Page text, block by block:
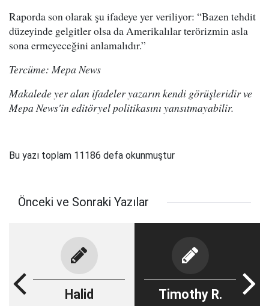
Raporda son olarak şu ifadeye yer veriliyor: “Bazen tehdit
düzeyinde gelgitler olsa da Amerikalılar terörizmin asla
sona ermeyeceğini anlamalıdır.”
Tercüme: Mepa News
Makalede yer alan ifadeler yazarın kendi görüşleridir ve
Mepa News'in editöryel politikasını yansıtmayabilir.
Bu yazı toplam 11186 defa okunmuştur
Önceki ve Sonraki Yazılar
Halid
Timothy R.